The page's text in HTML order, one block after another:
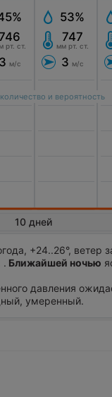
рт. ст.
3 м/с
53%
747
мм рт. ст.
3 м/с
количество и вероятность
10 дней
+24..26°, ветер
. Ближайшей ночью
давления
умеренный.